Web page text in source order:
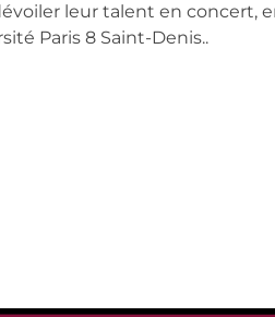
leur talent en concert,
Paris 8 Saint-Denis..